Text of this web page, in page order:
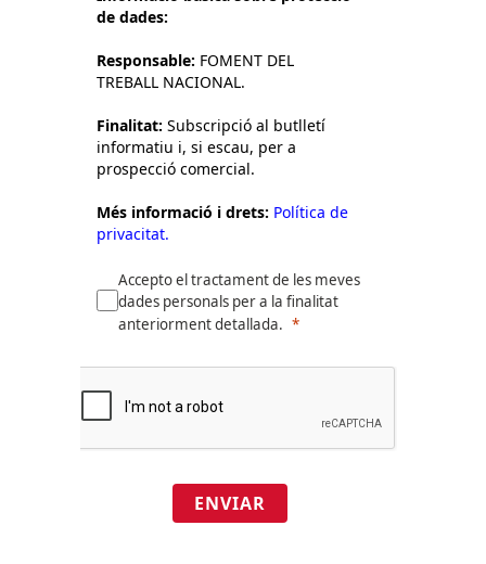
Informació bàsica sobre protecció
de dades:
Responsable:FOMENT DEL
Finalitat:Subscripció al butlletí
informatiu i, si escau, per a
prospecció comercial.
Més informació i drets: Política de